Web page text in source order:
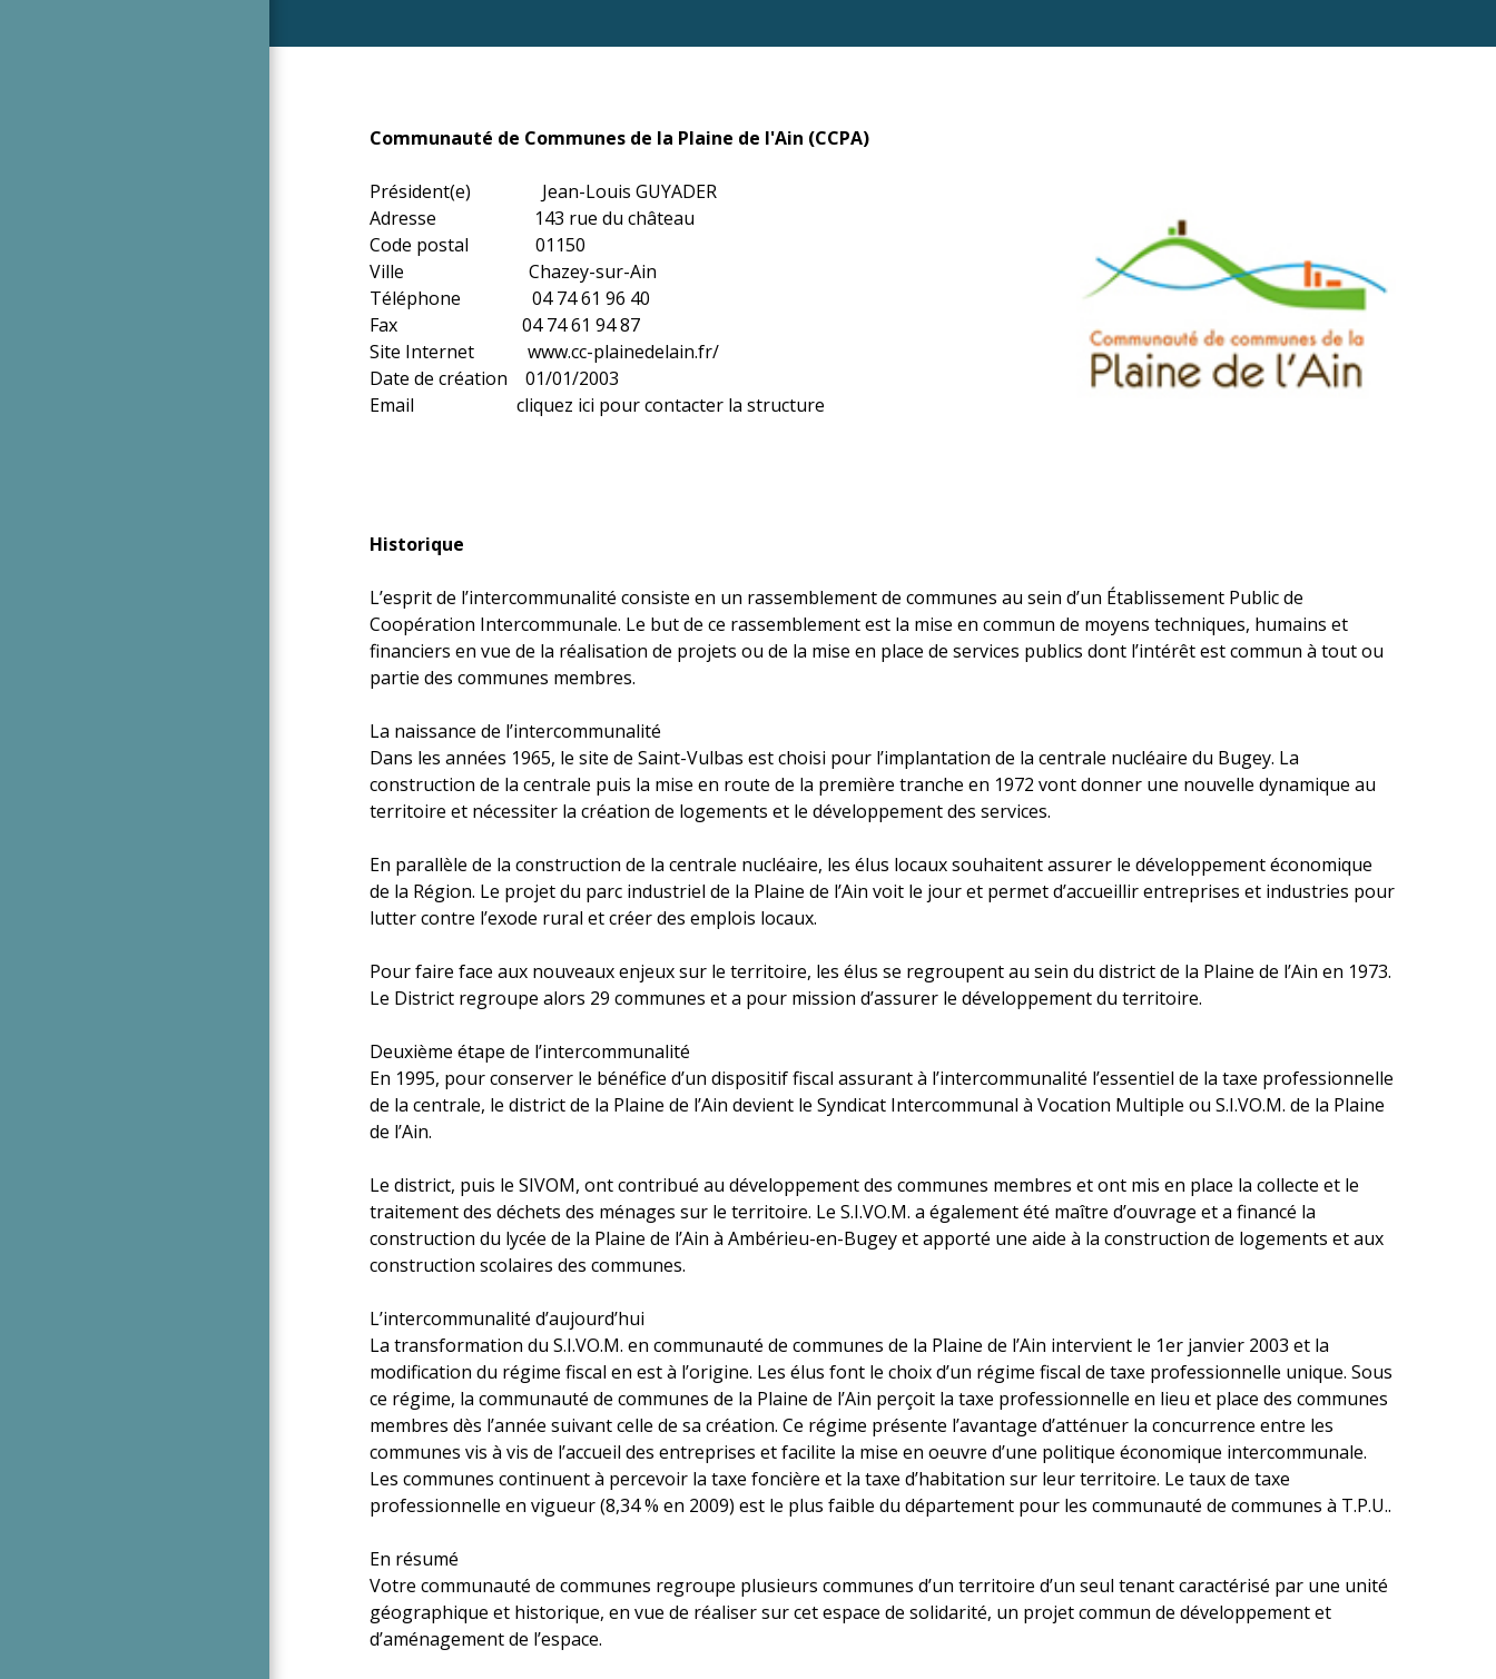
Communauté de Communes de la Plaine de l'Ain (CCPA)
Président(e) Jean-Louis GUYADER
Adresse 143 rue du château
Code postal 01150
Ville Chazey-sur-Ain
Téléphone 04 74 61 96 40
Fax 04 74 61 94 87
Site Internet www.cc-plainedelain.fr/
Date de création 01/01/2003
Email cliquez ici pour contacter la structure
Historique
L’esprit de l’intercommunalité consiste en un rassemblement de communes au sein d’un Établissement Public de
Coopération Intercommunale. Le but de ce rassemblement est la mise en commun de moyens techniques, humains et
financiers en vue de la réalisation de projets ou de la mise en place de services publics dont l’intérêt est commun à tout ou
partie des communes membres.
La naissance de l’intercommunalité
Dans les années 1965, le site de Saint-Vulbas est choisi pour l’implantation de la centrale nucléaire du Bugey. La
construction de la centrale puis la mise en route de la première tranche en 1972 vont donner une nouvelle dynamique au
territoire et nécessiter la création de logements et le développement des services.
En parallèle de la construction de la centrale nucléaire, les élus locaux souhaitent assurer le développement économique
de la Région. Le projet du parc industriel de la Plaine de l’Ain voit le jour et permet d’accueillir entreprises et industries pour
lutter contre l’exode rural et créer des emplois locaux.
Pour faire face aux nouveaux enjeux sur le territoire, les élus se regroupent au sein du district de la Plaine de l’Ain en 1973.
Le District regroupe alors 29 communes et a pour mission d’assurer le développement du territoire.
Deuxième étape de l’intercommunalité
En 1995, pour conserver le bénéfice d’un dispositif fiscal assurant à l’intercommunalité l’essentiel de la taxe professionnelle
de la centrale, le district de la Plaine de l’Ain devient le Syndicat Intercommunal à Vocation Multiple ou S.I.VO.M. de la Plaine
de l’Ain.
Le district, puis le SIVOM, ont contribué au développement des communes membres et ont mis en place la collecte et le
traitement des déchets des ménages sur le territoire. Le S.I.VO.M. a également été maître d’ouvrage et a financé la
construction du lycée de la Plaine de l’Ain à Ambérieu-en-Bugey et apporté une aide à la construction de logements et aux
construction scolaires des communes.
L’intercommunalité d’aujourd’hui
La transformation du S.I.VO.M. en communauté de communes de la Plaine de l’Ain intervient le 1er janvier 2003 et la
modification du régime fiscal en est à l’origine. Les élus font le choix d’un régime fiscal de taxe professionnelle unique. Sous
ce régime, la communauté de communes de la Plaine de l’Ain perçoit la taxe professionnelle en lieu et place des communes
membres dès l’année suivant celle de sa création. Ce régime présente l’avantage d’atténuer la concurrence entre les
communes vis à vis de l’accueil des entreprises et facilite la mise en oeuvre d’une politique économique intercommunale.
Les communes continuent à percevoir la taxe foncière et la taxe d’habitation sur leur territoire. Le taux de taxe
professionnelle en vigueur (8,34 % en 2009) est le plus faible du département pour les communauté de communes à T.P.U..
En résumé
Votre communauté de communes regroupe plusieurs communes d’un territoire d’un seul tenant caractérisé par une unité
géographique et historique, en vue de réaliser sur cet espace de solidarité, un projet commun de développement et
d’aménagement de l’espace.